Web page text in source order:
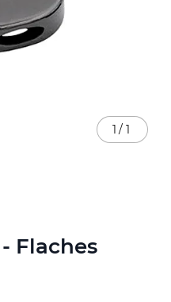
Flaches
1 / 1